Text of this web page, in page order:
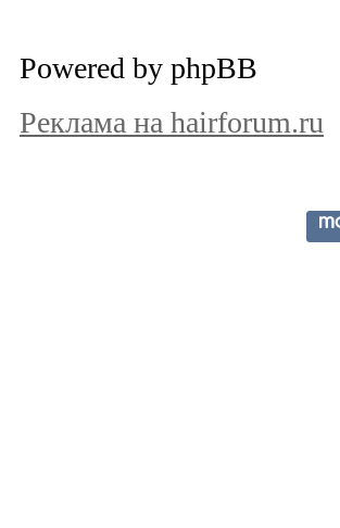
Powered by phpBB
Реклама на hairforum.ru